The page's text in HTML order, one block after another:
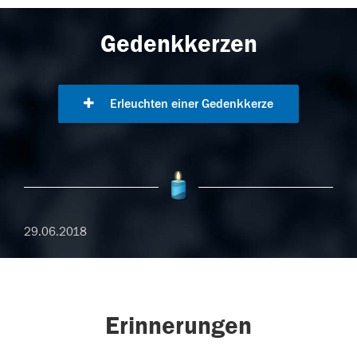
Gedenkkerzen
Erleuchten einer Gedenkkerze
29.06.2018
Erinnerungen